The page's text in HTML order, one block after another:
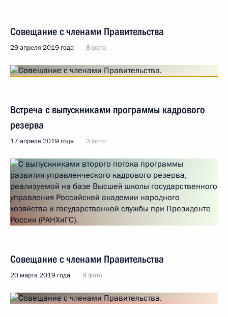
Совещание с членами Правительства
29 апреля 2019 года 8 фото
Встреча с выпускниками программы кадрового
резерва
17 апреля 2019 года 3 фото
Совещание с членами Правительства
20 марта 2019 года 9 фото